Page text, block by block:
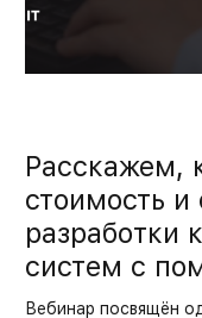
Расскажем,
стоимость и
разработки
систем с
Вебинар посвящён